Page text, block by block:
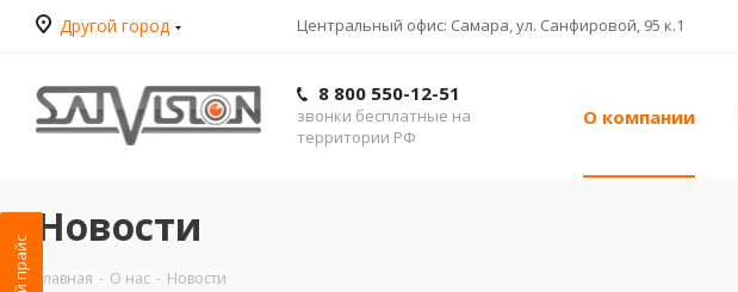
Другой город Центральный офис: Самара, ул. Санфировой, 95 к.1
8 800 550-12-51
звонки бесплатные на
территории РФ
О компании
Новости
Главная - О нас - Новости